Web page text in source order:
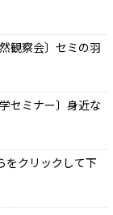
観察会〕セミの羽
セミナー〕身近な
をクリックして下